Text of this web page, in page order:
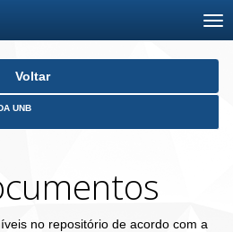
Voltar
UNB
no repositório de acordo com a